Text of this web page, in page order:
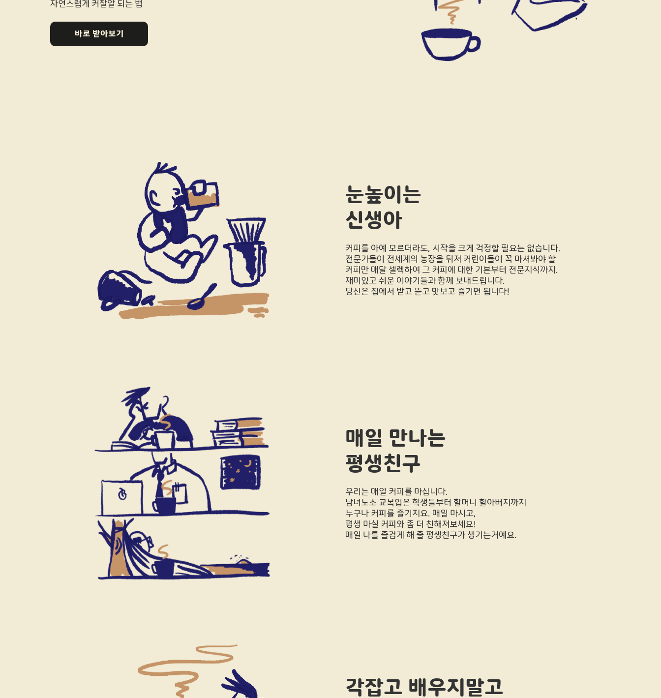
자연스럽게 커잘알 되는 법
바로 받아보기
눈높이는
신생아
커피를 아예 모르더라도, 시작을 크게 걱정할 필요는 없습니다.
전문가들이 전세계의 농장을 뒤져 커린이들이 꼭 마셔봐야 할
커피만 매달 셀렉하여 그 커피에 대한 기본부터 전문지식까지.
재미있고 쉬운 이야기들과 함께 보내드립니다.
당신은 집에서 받고 뜯고 맛보고 즐기면 됩니다!
매일 만나는
평생친구
우리는 매일 커피를 마십니다.
남녀노소 교복입은 학생들부터 할머니 할아버지까지
누구나 커피를 즐기지요. 매일 마시고,
평생 마실 커피와 좀 더 친해져보세요!
매일 나를 즐겁게 해 줄 평생친구가 생기는거예요.
각잡고 배우지말고